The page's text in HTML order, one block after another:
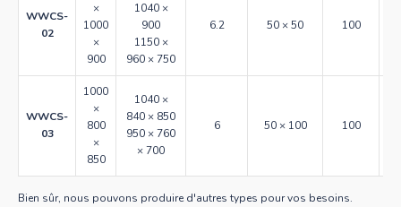
WWCS-
02
×
1000
×
900
1040 ×
900
1150 ×
960 × 750
6.2 50 × 50 100
WWCS-
03
1000
×
800
×
850
1040 ×
840 × 850
950 × 760
× 700
6 50 × 100 100
Bien sûr, nous pouvons produire d'autres types pour vos besoins.